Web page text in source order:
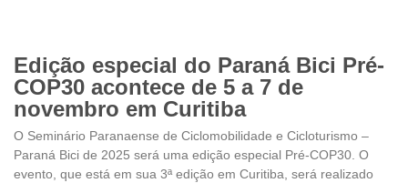
Edição especial do Paraná Bici Pré-
COP30 acontece de 5 a 7 de
novembro em Curitiba
O Seminário Paranaense de Ciclomobilidade e Cicloturismo –
Paraná Bici de 2025 será uma edição especial Pré-COP30. O
evento, que está em sua 3ª edição em Curitiba, será realizado